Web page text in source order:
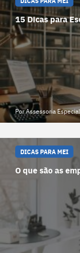
15 Dicas para
Por Assessoria
DICAS PARA MEI
O que são as